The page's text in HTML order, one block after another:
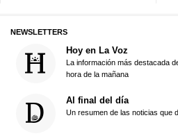
NEWSLETTERS
Hoy en La Voz
La información más destacada
hora de la mañana
Al final del día
Un resumen de las noticias que